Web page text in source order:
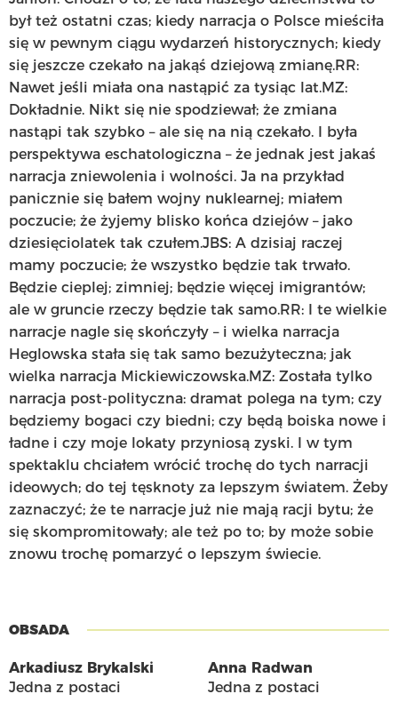
był też ostatni czas; kiedy narracja o Polsce mieściła
się w pewnym ciągu wydarzeń historycznych; kiedy
się jeszcze czekało na jakąś dziejową zmianę.RR:
Nawet jeśli miała ona nastąpić za tysiąc lat.MZ:
Dokładnie. Nikt się nie spodziewał; że zmiana
nastąpi tak szybko – ale się na nią czekało. I była
perspektywa eschatologiczna – że jednak jest jakaś
narracja zniewolenia i wolności. Ja na przykład
panicznie się bałem wojny nuklearnej; miałem
poczucie; że żyjemy blisko końca dziejów – jako
dziesięciolatek tak czułem.JBS: A dzisiaj raczej
mamy poczucie; że wszystko będzie tak trwało.
Będzie cieplej; zimniej; będzie więcej imigrantów;
ale w gruncie rzeczy będzie tak samo.RR: I te wielkie
narracje nagle się skończyły – i wielka narracja
Heglowska stała się tak samo bezużyteczna; jak
wielka narracja Mickiewiczowska.MZ: Została tylko
narracja post-polityczna: dramat polega na tym; czy
będziemy bogaci czy biedni; czy będą boiska nowe i
ładne i czy moje lokaty przyniosą zyski. I w tym
spektaklu chciałem wrócić trochę do tych narracji
ideowych; do tej tęsknoty za lepszym światem. Żeby
zaznaczyć; że te narracje już nie mają racji bytu; że
się skompromitowały; ale też po to; by może sobie
znowu trochę pomarzyć o lepszym świecie.
OBSADA
Arkadiusz Brykalski
Jedna z postaci
Anna Radwan
Jedna z postaci